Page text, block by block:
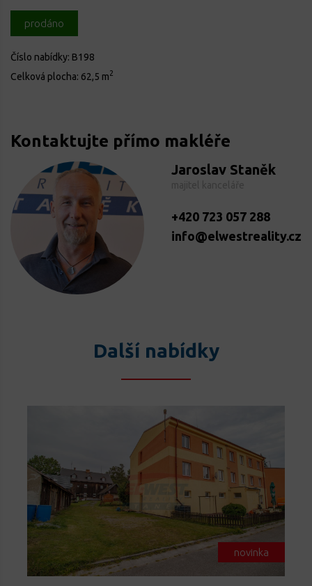
prodáno
Číslo nabídky: B198
Celková plocha: 62,5 m2
Kontaktujte přímo makléře
Jaroslav Staněk
+420 723 057 288
info@elwestreality.cz
Další nabídky
novinka